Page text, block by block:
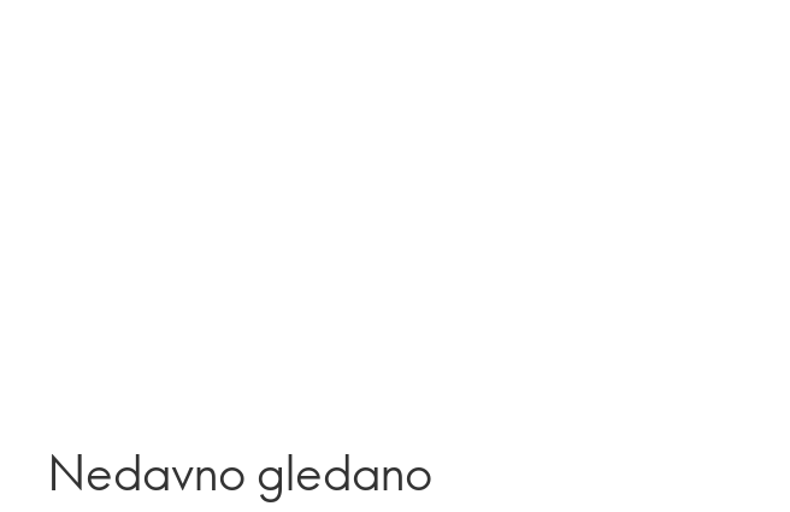
Nedavno gledano